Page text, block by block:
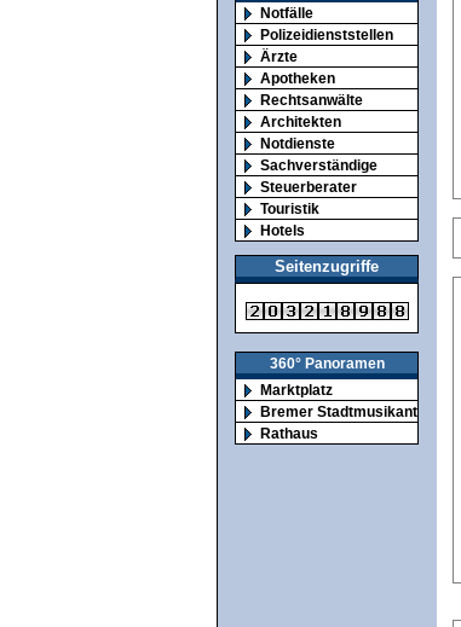
Notfälle
Polizeidienststellen
Ärzte
Apotheken
Rechtsanwälte
Architekten
Notdienste
Sachverständige
Steuerberater
Touristik
Hotels
Seitenzugriffe
360° Panoramen
Marktplatz
Bremer Stadtmusikanten
Rathaus